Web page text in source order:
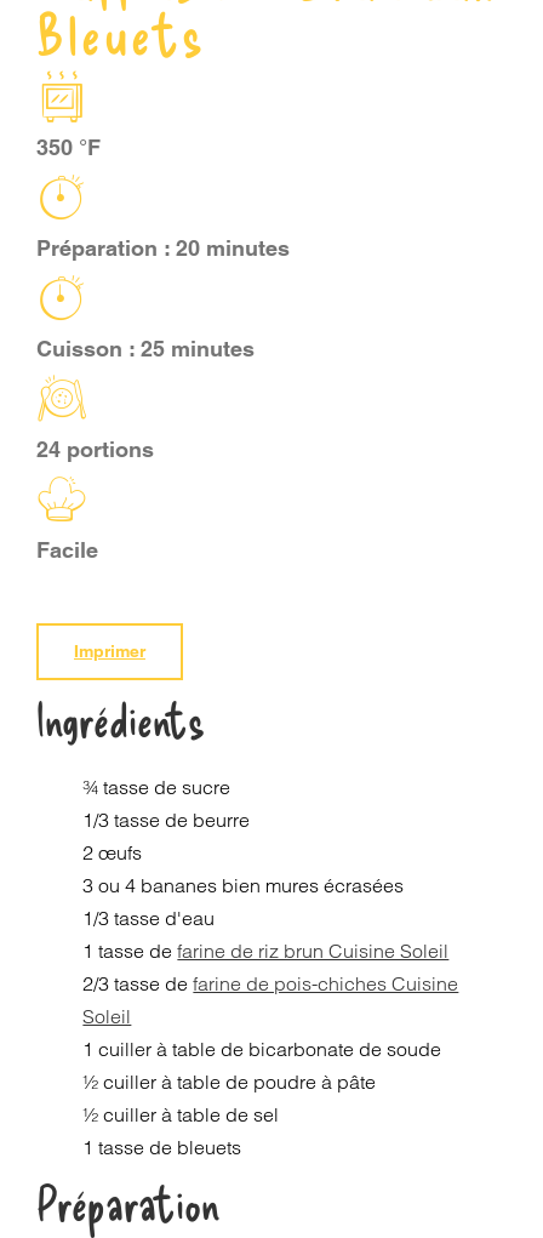
Bleuets
350 °F
Préparation : 20 minutes
Cuisson : 25 minutes
24 portions
Facile
Imprimer
Ingrédients
¾ tasse de sucre
1/3 tasse de beurre
2 œufs
3 ou 4 bananes bien mures écrasées
1/3 tasse d'eau
1 tasse defarine de riz brun Cuisine Soleil
2/3 tasse defarine de pois-chiches Cuisine
Soleil
1 cuiller à table de bicarbonate de soude
½ cuiller à table de poudre à pâte
½ cuiller à table de sel
1 tasse de bleuets
Préparation